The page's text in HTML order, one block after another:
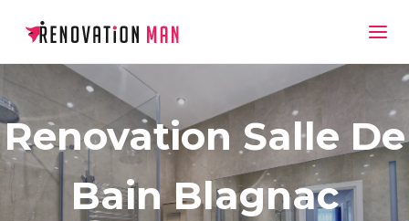
Renovation Salle De
Bain Blagnac